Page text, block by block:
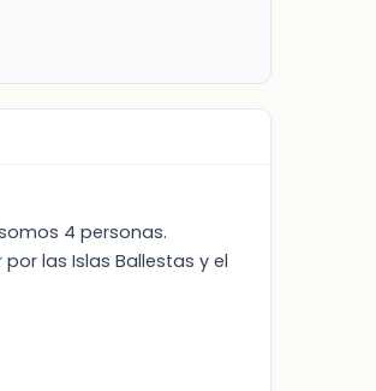
4 personas.
las Islas Ballestas y el